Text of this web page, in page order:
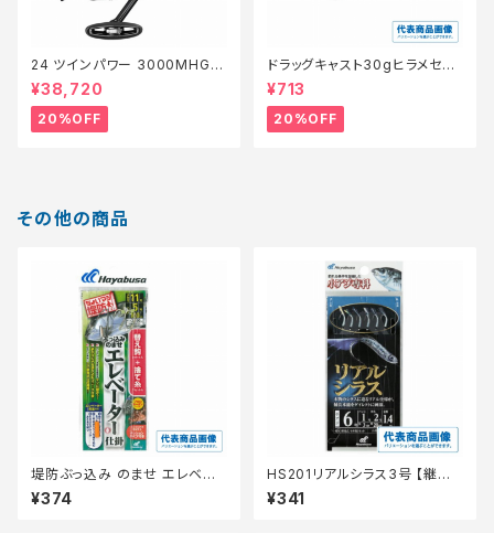
24 ツインパワー 3000MHG
【特価リール】【20】
¥38,720
20%OFF
ドラッグキャスト30gヒラメセレ
クション【特価ルアー】【20】
¥713
20%OFF
その他の商品
堤防ぶっ込み のませ エレベー
ター仕掛 HD301ー12ー6
¥374
HS201リアルシラス3号 【継続
セール_仕掛】
¥341